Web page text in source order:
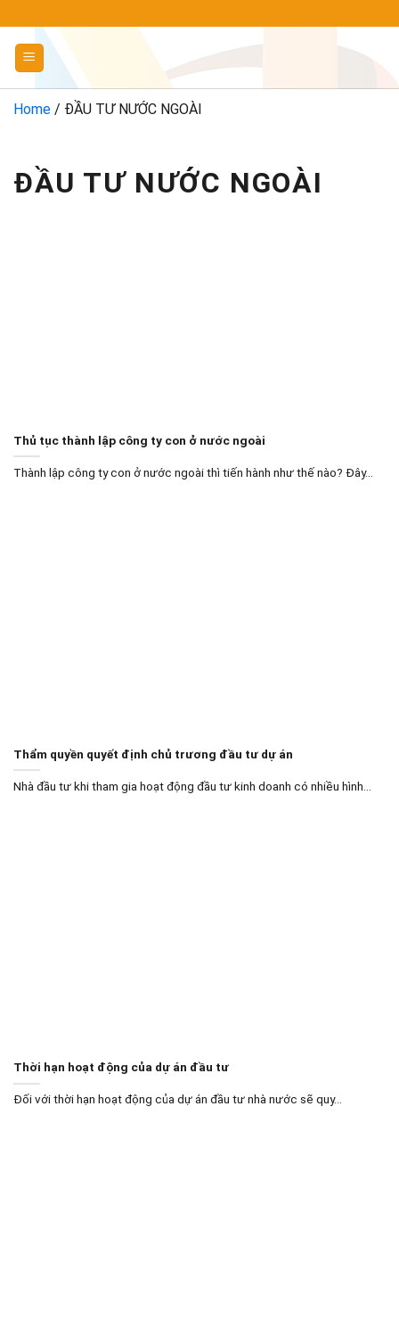
đến
dung
Home / ĐẦU TƯ NƯỚC NGOÀI
ĐẦU TƯ NƯỚC NGOÀI
Thủ tục thành lập công ty con ở nước ngoài
Thành lập công ty con ở nước ngoài thì tiến hành như thế nào? Đây...
Thẩm quyền quyết định chủ trương đầu tư dự án
Nhà đầu tư khi tham gia hoạt động đầu tư kinh doanh có nhiều hình...
Thời hạn hoạt động của dự án đầu tư
Đối với thời hạn hoạt động của dự án đầu tư nhà nước sẽ quy...